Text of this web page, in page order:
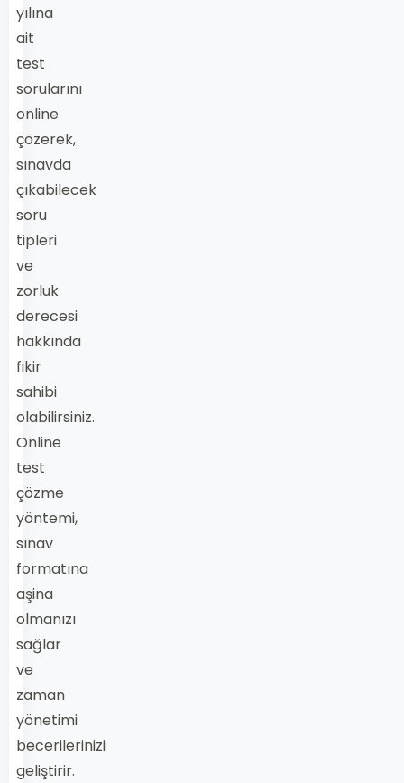
yılına
ait
test
sorularını
online
çözerek,
sınavda
çıkabilecek
soru
tipleri
ve
zorluk
derecesi
hakkında
fikir
sahibi
olabilirsiniz.
Online
test
çözme
yöntemi,
sınav
formatına
aşina
olmanızı
sağlar
ve
zaman
yönetimi
becerilerinizi
geliştirir.